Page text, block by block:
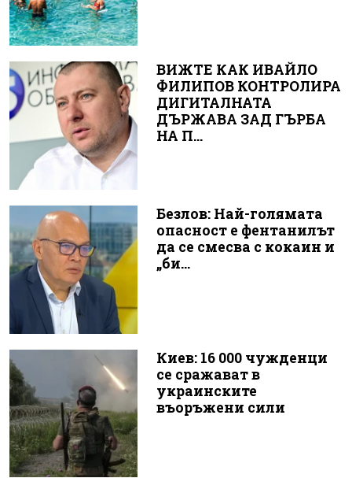
ВИЖТЕ КАК ИВАЙЛО
ФИЛИПОВ КОНТРОЛИРА
ДИГИТАЛНАТА
ДЪРЖАВА ЗАД ГЪРБА
НА П...
Безлов: Най-голямата
опасност е фентанилът
да се смесва с кокаин и
„би...
Киев: 16 000 чужденци
се сражават в
украинските
въоръжени сили